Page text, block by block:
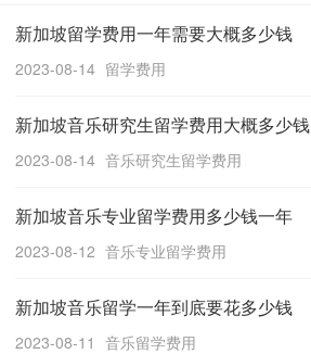
新加坡留学费用一年需要大概多少钱
2023-08-14 留学费用
新加坡音乐研究生留学费用大概多少钱
2023-08-14 音乐研究生留学费用
新加坡音乐专业留学费用多少钱一年
2023-08-12 音乐专业留学费用
新加坡音乐留学一年到底要花多少钱
2023-08-11 音乐留学费用